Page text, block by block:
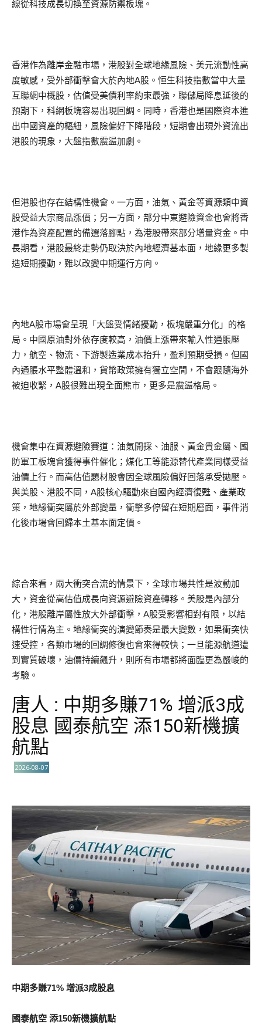
線從科技成長切換至資源防禦板塊。
香港作為離岸金融市場，港股對全球地緣風險、美元流動性高
度敏感，受外部衝擊會大於內地A股。恒生科技指數當中大量
互聯網中概股，估值受美債利率約束最強，聯儲局降息延後的
預期下，科網板塊容易出現回調。同時，香港也是國際資本進
出中國資產的樞紐，風險偏好下降階段，短期會出現外資流出
港股的現象，大盤指數震盪加劇。
但港股也存在結構性機會。一方面，油氣、黃金等資源類中資
股受益大宗商品漲價；另一方面，部分中東避險資金也會將香
港作為資產配置的備選落腳點，為港股帶來部分增量資金。中
長期看，港股最終走勢仍取決於內地經濟基本面，地緣更多製
造短期擾動，難以改變中期運行方向。
內地A股市場會呈現「大盤受情緒擾動，板塊嚴重分化」的格
局。中國原油對外依存度較高，油價上漲帶來輸入性通脹壓
力，航空、物流、下游製造業成本抬升，盈利預期受損。但國
內通脹水平整體溫和，貨幣政策擁有獨立空間，不會跟隨海外
被迫收緊，A股很難出現全面熊市，更多是震盪格局。
機會集中在資源避險賽道：油氣開採、油服、黃金貴金屬、國
防軍工板塊會獲得事件催化；煤化工等能源替代產業同樣受益
油價上行。而高估值題材股會因全球風險偏好回落承受拋壓。
與美股、港股不同，A股核心驅動來自國內經濟復甦、產業政
策，地緣衝突屬於外部變量，衝擊多停留在短期層面，事件消
化後市場會回歸本土基本面定價。
綜合來看，兩大衝突合流的情景下，全球市場共性是波動加
大，資金從高估值成長向資源避險資產轉移。美股是內部分
化，港股離岸屬性放大外部衝擊，A股受影響相對有限，以結
構性行情為主。地緣衝突的演變節奏是最大變數，如果衝突快
速受控，各類市場的回調修復也會來得較快；一旦能源航道遭
到實質破壞，油價持續飆升，則所有市場都將面臨更為嚴峻的
考驗。
唐人 : 中期多賺71% 增派3成
股息 國泰航空 添150新機擴
航點
2026-08-07
中期多賺71% 增派3成股息
國泰航空 添150新機擴航點